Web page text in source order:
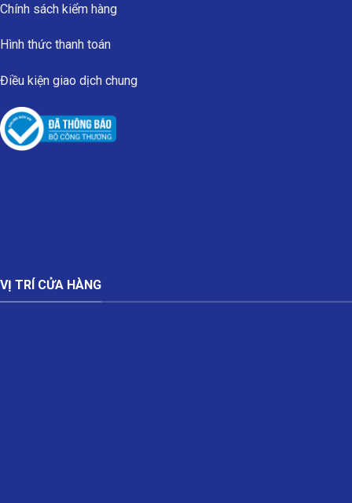
Chính sách kiểm hàng
Hình thức thanh toán
Điều kiện giao dịch chung
VỊ TRÍ CỬA HÀNG